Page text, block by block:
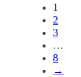
1
2
3
…
8
→